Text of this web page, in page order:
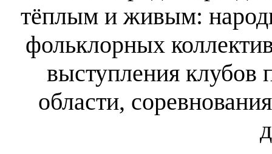
тёплым и живым:
фольклорных
выступления клубов
области,